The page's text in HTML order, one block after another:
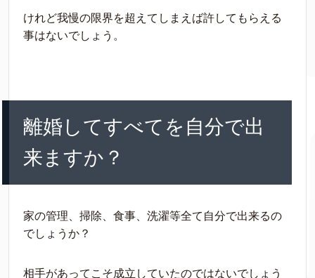
けれど我慢の限界を超えてしまえば許してもらえる
事はないでしょう。
離婚してすべてを自分で出
来ますか？
家の管理、掃除、食事、洗濯等全て自分で出来るの
でしょうか？
相手があってこそ成立していたのではないでしょう